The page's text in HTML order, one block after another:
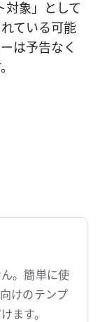
対象」として
ている可能
は予告なく
。簡単に使
けのテンプ
ます。